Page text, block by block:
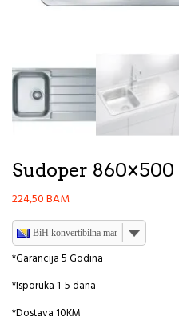
Sudoper
224,50BAM
BiH konvertibilna marka
*Garancija 5 Godina
*Isporuka 1-5 dana
*Dostava 10KM